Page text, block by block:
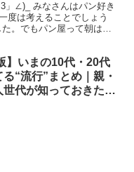
」∠)_ みなさんはパン好き
度は考えることでしょう
。でもパン屋って朝は早
】いまの10代・20代
“流行”まとめ｜親・
世代が知っておきたい